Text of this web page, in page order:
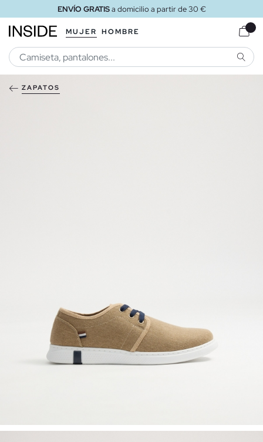
ENVÍO GRATISa domicilio a partir de 30 €
MUJER HOMBRE
ZAPATOS